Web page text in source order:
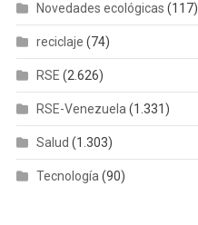
Novedades ecológicas (117)
reciclaje (74)
RSE (2.626)
RSE-Venezuela(1.331)
Salud (1.303)
Tecnología(90)